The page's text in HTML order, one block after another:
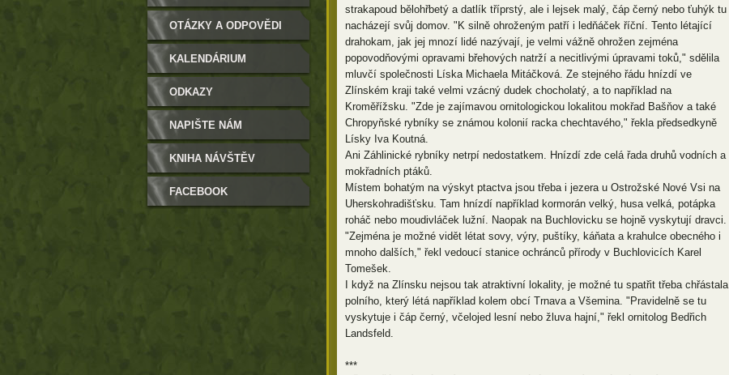
strakapoud bělohřbetý a datlík tříprstý, ale i lejsek malý, čáp černý nebo ťuhýk tu
nacházejí svůj domov. "K silně ohroženým patří i ledňáček říční. Tento létající
drahokam, jak jej mnozí lidé nazývají, je velmi vážně ohrožen zejména
popovodňovými opravami břehových natrží a necitlivými úpravami toků," sdělila
mluvčí společnosti Líska Michaela Mitáčková. Ze stejného řádu hnízdí ve
Zlínském kraji také velmi vzácný dudek chocholatý, a to například na
Kroměřížsku. "Zde je zajímavou ornitologickou lokalitou mokřad Bašňov a také
Chropyňské rybníky se známou kolonií racka chechtavého," řekla předsedkyně
Lísky Iva Koutná.
Ani Záhlinické rybníky netrpí nedostatkem. Hnízdí zde celá řada druhů vodních a
mokřadních ptáků.
Místem bohatým na výskyt ptactva jsou třeba i jezera u Ostrožské Nové Vsi na
Uherskohradišťsku. Tam hnízdí například kormorán velký, husa velká, potápka
roháč nebo moudivláček lužní. Naopak na Buchlovicku se hojně vyskytují dravci.
"Zejména je možné vidět létat sovy, výry, puštíky, káňata a krahulce obecného i
mnoho dalších," řekl vedoucí stanice ochránců přírody v Buchlovicích Karel
Tomešek.
I když na Zlínsku nejsou tak atraktivní lokality, je možné tu spatřit třeba chřástala
polního, který létá například kolem obcí Trnava a Všemina. "Pravidelně se tu
vyskytuje i čáp černý, včelojed lesní nebo žluva hajní," řekl ornitolog Bedřich
Landsfeld.
***
OTÁZKY A ODPOVĚDI
KALENDÁRIUM
ODKAZY
NAPIŠTE NÁM
KNIHA NÁVŠTĚV
FACEBOOK